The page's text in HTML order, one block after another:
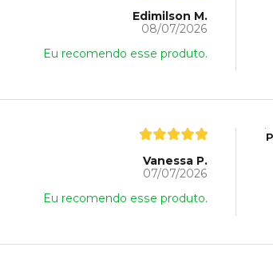
Edimilson M.
08/07/2026
Eu recomendo esse produto.
Vanessa P.
07/07/2026
Eu recomendo esse produto.